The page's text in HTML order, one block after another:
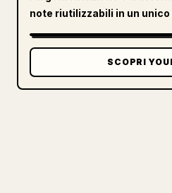
note riutilizzabili in un unico
SCOPRI